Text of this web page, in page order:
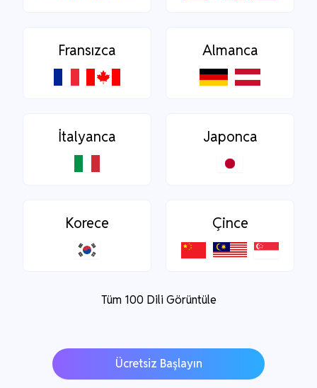
Fransızca Almanca
İtalyanca Japonca
Korece Çince
Tüm 100 Dili Görüntüle
Ücretsiz Başlayın